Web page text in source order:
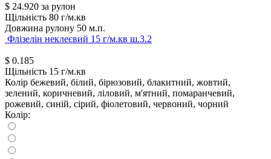
$ 24.920 за рулон
Щільність 80 г/м.кв
Довжина рулону 50 м.п.
Флізелін неклеєвий 15 г/м.кв ш.3.2
$ 0.185
Щільність 15 г/м.кв
Колір бежевий, білий, бірюзовий, блакитний, жовтий,
зелений, коричневий, ліловий, м'ятний, помаранчевий,
рожевий, синій, сірий, фіолетовий, червоний, чорний
Колір: